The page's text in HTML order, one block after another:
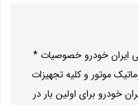
ایران خودرو خصوصیات *
موتور و کلیه تجهیزات
خودرو برای اولین بار در